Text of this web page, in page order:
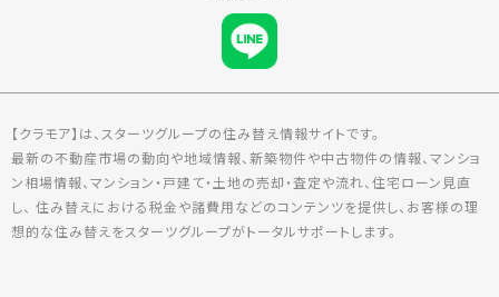
【クラモア】は、スターツグループの住み替え情報サイトです。
最新の不動産市場の動向や地域情報、新築物件や中古物件の情報、マンショ
ン相場情報、マンション・戸建て・土地の売却・査定や流れ、住宅ローン見直
し、 住み替えにおける税金や諸費用などのコンテンツを提供し、お客様の理
想的な住み替えをスターツグループがトータルサポートします。